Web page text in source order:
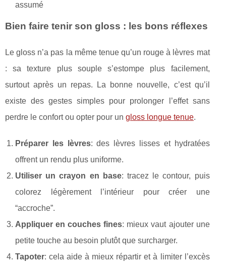
assumé
Bien faire tenir son gloss : les bons réflexes
Le gloss n’a pas la même tenue qu’un rouge à lèvres mat
: sa texture plus souple s’estompe plus facilement,
surtout après un repas. La bonne nouvelle, c’est qu’il
existe des gestes simples pour prolonger l’effet sans
perdre le confort ou opter pour un gloss longue tenue.
Préparer les lèvres: des lèvres lisses et hydratées
offrent un rendu plus uniforme.
Utiliser un crayon en base: tracez le contour, puis
colorez légèrement l’intérieur pour créer une
“accroche”.
Appliquer en couches fines: mieux vaut ajouter une
petite touche au besoin plutôt que surcharger.
Tapoter: cela aide à mieux répartir et à limiter l’excès